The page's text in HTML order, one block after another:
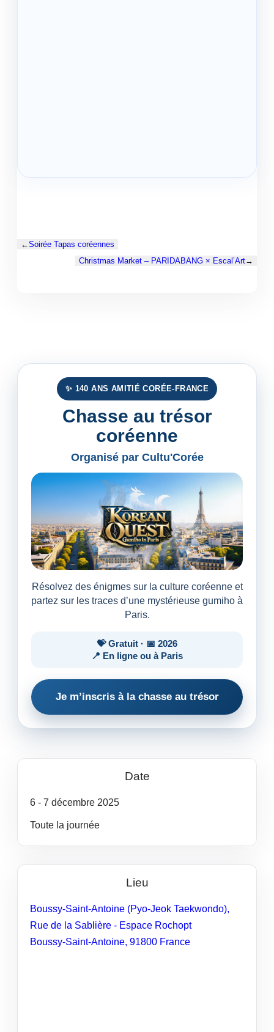
←Soirée Tapas coréennes
Christmas Market – PARIDABANG × Escal’Art→
✨ 140 ANS AMITIÉ CORÉE-FRANCE
Chasse au trésor
coréenne
Organisé par Cultu'Corée
Résolvez des énigmes sur la culture coréenne et
partez sur les traces d’une mystérieuse gumiho à
Paris.
💝 Gratuit · 📅 2026
📍 En ligne ou à Paris
Je m’inscris à la chasse au trésor
Date
6 - 7 décembre 2025
Toute la journée
Lieu
Boussy-Saint-Antoine (Pyo-Jeok Taekwondo),
Rue de la Sablière - Espace Rochopt
Boussy-Saint-Antoine, 91800 France